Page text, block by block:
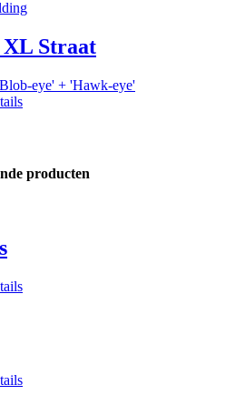
XL Straat
eye' + 'Hawk-eye'
producten